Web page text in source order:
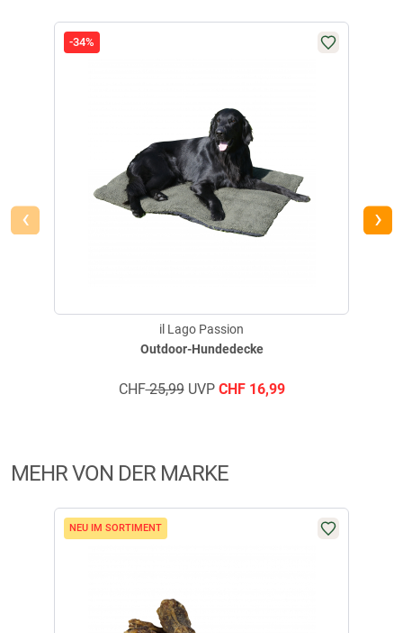
Bewertungen handelt.Mehr Informationen.
-34%
Outdoor-Hundedecke
il Lago Passion
CHF25,99UVP CHF16,99
‹ ›
MEHR VON DER MARKE
NEU IM SORTIMENT